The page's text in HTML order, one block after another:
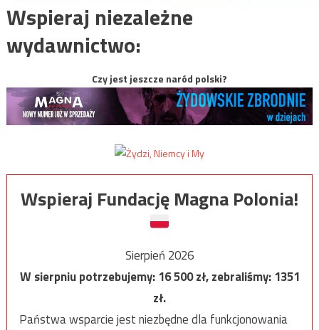
Wspieraj niezależne
wydawnictwo:
Czy jest jeszcze naród polski?
Wspieraj Fundację Magna Polonia!
Sierpień 2026
W sierpniu potrzebujemy:16 500zł, zebraliśmy:1351
zł.
Państwa wsparcie jest niezbędne dla funkcjonowania